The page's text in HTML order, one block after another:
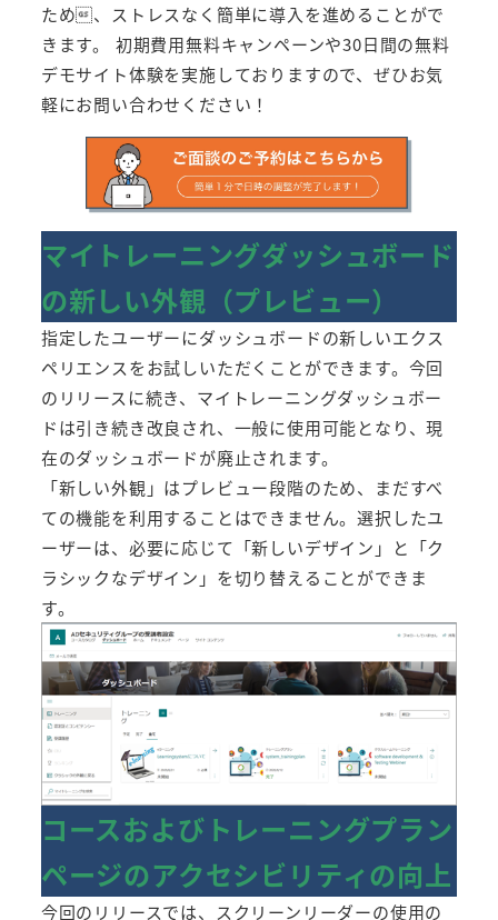
ため、ストレスなく簡単に導入を進めることがで
きます。 初期費用無料キャンペーンや30日間の無料
デモサイト体験を実施しておりますので、ぜひお気
軽にお問い合わせください！
マイトレーニングダッシュボード
の新しい外観（プレビュー）
指定したユーザーにダッシュボードの新しいエクス
ペリエンスをお試しいただくことができます。今回
のリリースに続き、マイトレーニングダッシュボー
ドは引き続き改良され、一般に使用可能となり、現
在のダッシュボードが廃止されます。
「新しい外観」はプレビュー段階のため、まだすべ
ての機能を利用することはできません。選択したユ
ーザーは、必要に応じて「新しいデザイン」と「ク
ラシックなデザイン」を切り替えることができま
す。
コースおよびトレーニングプラン
ページのアクセシビリティの向上
今回のリリースでは、スクリーンリーダーの使用の